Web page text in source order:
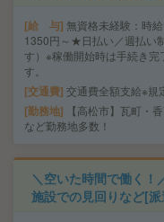
給 与 無資格未経験：時
1350円～★日払い／週払い
す）※稼働開始時は手続き完
す。
交通費 交通費全額支給※規
勤務地
【高松市】瓦町・
など勤務地多数！
＼空いた時間で働く！
施設での見回りなど[